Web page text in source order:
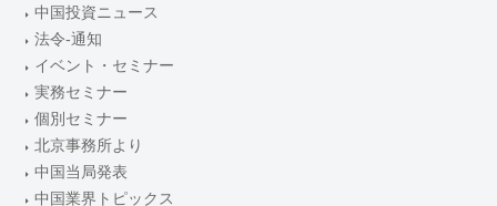
中国投資ニュース
法令-通知
イベント・セミナー
実務セミナー
個別セミナー
北京事務所より
中国当局発表
中国業界トピックス